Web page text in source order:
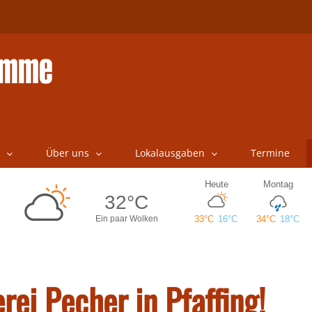
Über uns Lokalausgaben Termine
Pecher in Pfaffing!